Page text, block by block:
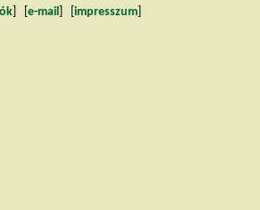
e-mail impresszum